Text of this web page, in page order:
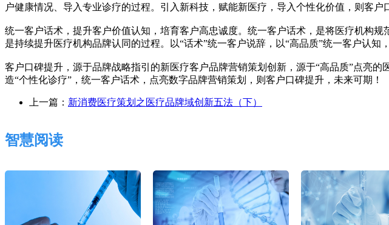
户健康情况、导入专业诊疗的过程。引入新科技，赋能新医疗，导入个性化价值，则客户
统一客户话术，提升客户价值认知，培育客户高忠诚度。统一客户话术，是将医疗机构
是持续提升医疗机构品牌认同的过程。以“话术”统一客户说辞，以“高品质”统一客户认知
客户口碑提升，源于品牌战略指引的新医疗客户品牌营销策划创新，源于“高品质”点亮
造“个性化诊疗”，统一客户话术，点亮数字品牌营销策划，则客户口碑提升，未来可期！
上一篇： 新消费医疗策划之医疗品牌域创新五法（下）
智慧阅读